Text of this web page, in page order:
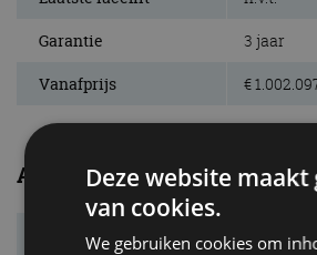
Garantie 3 jaar
Vanafprijs €
Afmetingen/gewichten
Bandenmaat 2315/30
Deze website
van cookies.
We gebruiken cookies om